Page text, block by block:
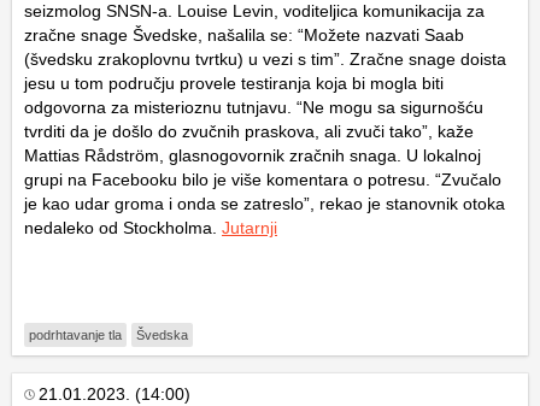
seizmolog SNSN-a. Louise Levin, voditeljica komunikacija za
zračne snage Švedske, našalila se: “Možete nazvati Saab
(švedsku zrakoplovnu tvrtku) u vezi s tim”. Zračne snage doista
jesu u tom području provele testiranja koja bi mogla biti
odgovorna za misterioznu tutnjavu. “Ne mogu sa sigurnošću
tvrditi da je došlo do zvučnih praskova, ali zvuči tako”, kaže
Mattias Rådström, glasnogovornik zračnih snaga. U lokalnoj
grupi na Facebooku bilo je više komentara o potresu. “Zvučalo
je kao udar groma i onda se zatreslo”, rekao je stanovnik otoka
nedaleko od Stockholma. Jutarnji
podrhtavanje tla Švedska
21.01.2023. (14:00)